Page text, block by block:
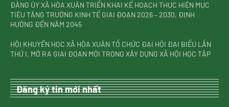
ĐẢNG ỦY XÃ HÒA XUÂN TRIỂN KHAI KẾ HOẠCH THỰC HIỆN MỤC
TIÊU TĂNG TRƯỞNG KINH TẾ GIAI ĐOẠN 2026 – 2030, ĐỊNH
HƯỚNG ĐẾN NĂM 2045
HỘI KHUYẾN HỌC XÃ HÒA XUÂN TỔ CHỨC ĐẠI HỘI ĐẠI BIỂU LẦN
THỨ I, MỞ RA GIAI ĐOẠN MỚI TRONG XÂY DỰNG XÃ HỘI HỌC TẬP
Đăng ký tin mới nhất